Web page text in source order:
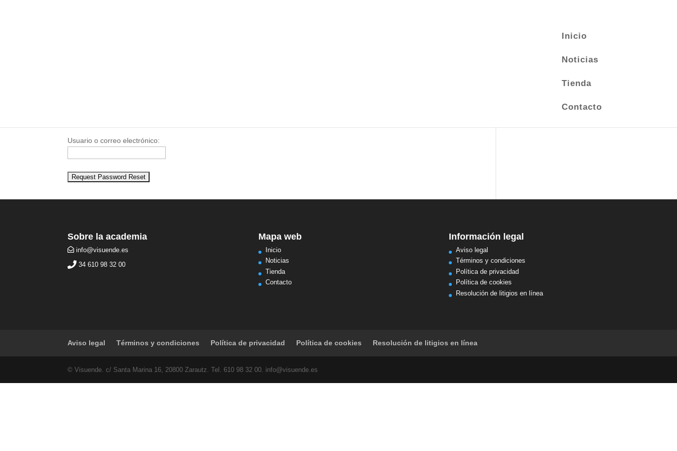
Inicio
Noticias
Tienda
Contacto
Usuario o correo electrónico:
Sobre la academia
info@visuende.es
34 610 98 32 00
Mapa web
Inicio
Noticias
Tienda
Contacto
Información legal
Aviso legal
Términos y condiciones
Política de privacidad
Política de cookies
Resolución de litigios en línea
Aviso legal Términos y condiciones Política de privacidad Política de cookies Resolución de litigios en línea
© Visuende. c/ Santa Marina 16, 20800 Zarautz. Tel. 610 98 32 00. info@visuende.es